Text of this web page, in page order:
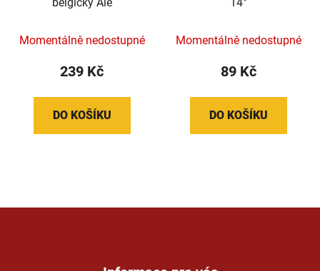
Momentálně nedostupné
239 Kč
DO KOŠÍKU
Momentálně nedostupné
89 Kč
DO KOŠÍKU